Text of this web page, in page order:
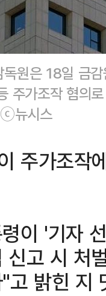
독원은 18일 금
주가조작 혐의
뉴시스
주가조작
이 '기자
신고 시 처
고 밝힌 지